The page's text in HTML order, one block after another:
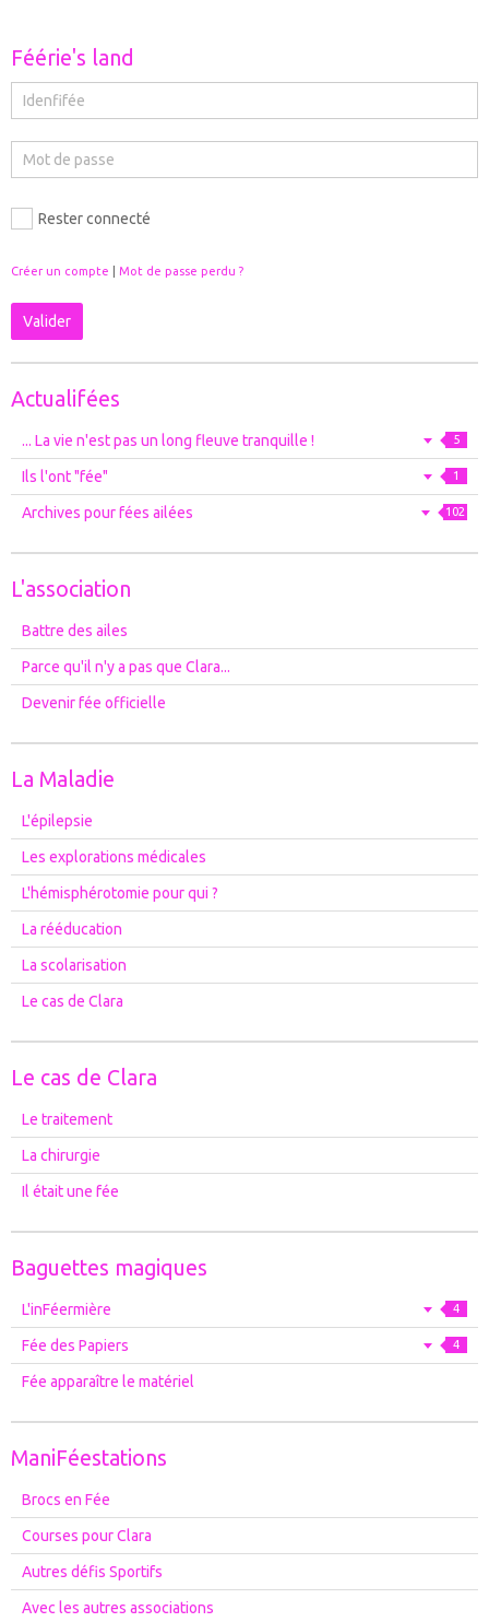
Féérie's land
Rester connecté
Créer un compte Mot de passe perdu ?
Valider
Actualifées
... La vie n'est pas un long fleuve tranquille ! 5
Ils l'ont "fée" 1
Archives pour fées ailées 102
L'association
Battre des ailes
Parce qu'il n'y a pas que Clara...
Devenir fée officielle
La Maladie
L'épilepsie
Les explorations médicales
L'hémisphérotomie pour qui ?
La rééducation
La scolarisation
Le cas de Clara
Le cas de Clara
Le traitement
La chirurgie
Il était une fée
Baguettes magiques
L'inFéermière 4
Fée des Papiers 4
Fée apparaître le matériel
ManiFéestations
Brocs en Fée
Courses pour Clara
Autres défis Sportifs
Avec les autres associations